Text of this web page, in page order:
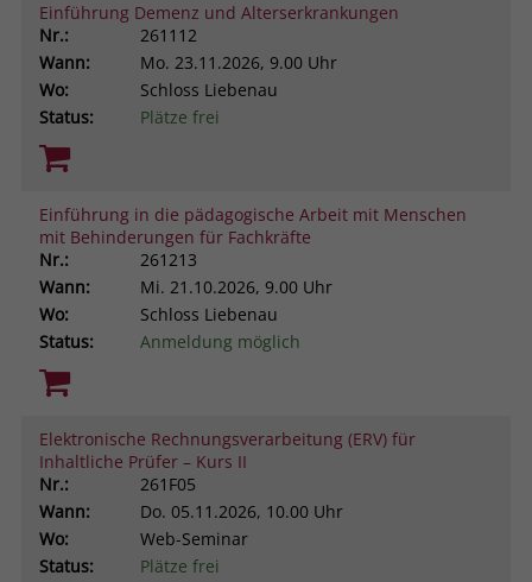
Einführung Demenz und Alterserkrankungen
Nr.:
261112
Wann:
Mo. 23.11.2026, 9.00 Uhr
Wo:
Schloss Liebenau
Status:
Plätze frei
Einführung in die pädagogische Arbeit mit Menschen
mit Behinderungen für Fachkräfte
Nr.:
261213
Wann:
Mi. 21.10.2026, 9.00 Uhr
Wo:
Schloss Liebenau
Status:
Anmeldung möglich
Elektronische Rechnungsverarbeitung (ERV) für
Inhaltliche Prüfer – Kurs II
Nr.:
261F05
Wann:
Do. 05.11.2026, 10.00 Uhr
Wo:
Web-Seminar
Status:
Plätze frei